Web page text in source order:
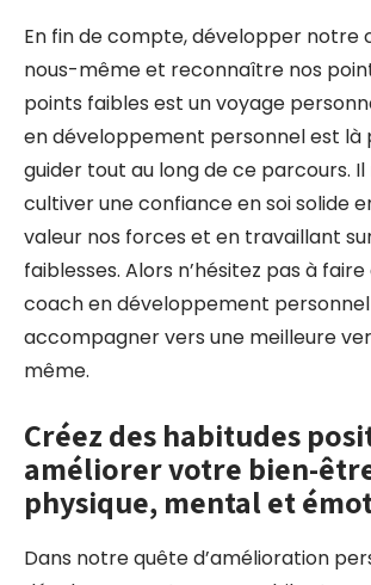
En fin de compte, développer notre
nous-même et reconnaître nos
points faibles est un voyage
en développement personnel est là
guider tout au long de ce parcours. Il
cultiver une confiance en soi solide
valeur nos forces et en travaillant
faiblesses. Alors n’hésitez pas à
coach en développement
accompagner vers une meilleure
même.
Créez des habitudes
améliorer votre bien-
physique, mental et
Dans notre quête d’amélioration